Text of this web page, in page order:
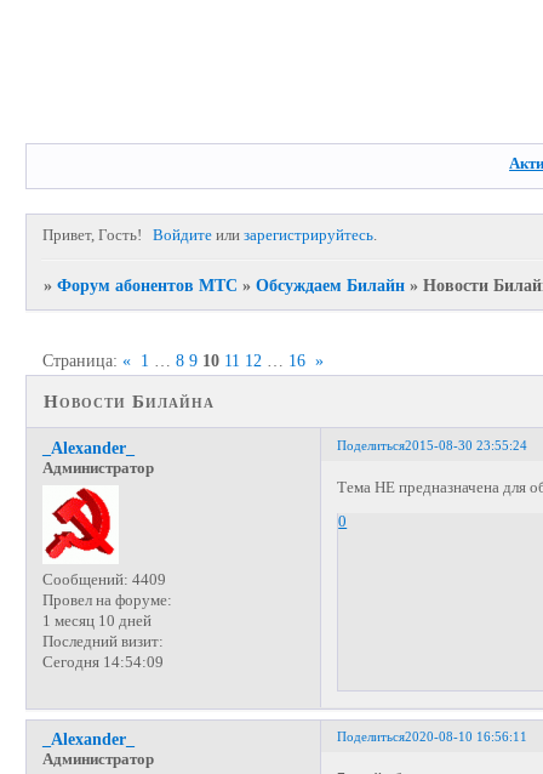
Привет, Гость! Войдите илизарегистрируйтесь.
»Форум абонентов МТС »Обсуждаем Билайн »Новости
Новости Билайна
Страница:« 1 8 9 10 11 12 16 »
Поделиться2015-08-30 23:55:24
_Alexander_
Администратор
Сообщений: 4409
Провел на форуме:
1 месяц 10 дней
Последний визит:
Сегодня 14:54:09
Тема НЕ предназначена для
0
Поделиться2020-08-10 16:56:11
_Alexander_
Администратор